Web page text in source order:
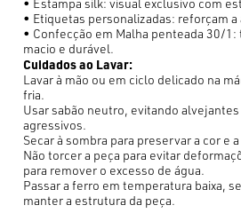
• Estampa silk: visual exclusivo com
• Etiquetas personalizadas: reforçam
• Confecção em Malha penteada 30/
macio e durável.
Cuidados ao Lavar:
Lavar à mão ou em ciclo delicado na
fria.
Usar sabão neutro, evitando
agressivos.
Secar à sombra para preservar a cor e
Não torcer a peça para evitar
para remover o excesso de água.
Passar a ferro em temperatura baixa,
manter a estrutura da peça.